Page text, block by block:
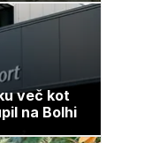
več kot
na Bolhi